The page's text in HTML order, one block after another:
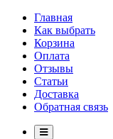
Главная
Как выбрать
Корзина
Оплата
Отзывы
Статьи
Доставка
Обратная связь